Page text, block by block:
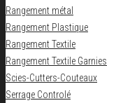
Rangement métal
Rangement Plastique
Rangement Textile
Rangement Textile Garnies
Scies-Cutters-Couteaux
Serrage Controlé